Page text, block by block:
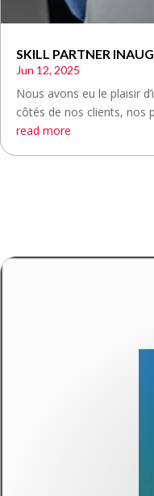
SKILL PARTNER
Jun 12, 2025
Nous avons eu le plaisir
côtés de nos clients, nos
read more